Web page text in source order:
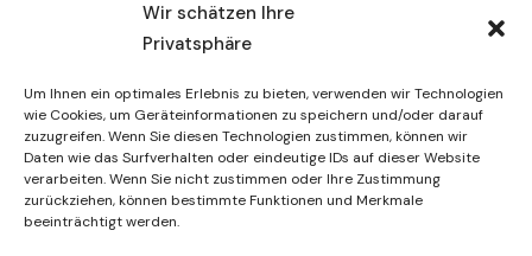
Wir schätzen Ihre
Privatsphäre
Um Ihnen ein optimales Erlebnis zu bieten, verwenden wir Technologien
wie Cookies, um Geräteinformationen zu speichern und/oder darauf
zuzugreifen. Wenn Sie diesen Technologien zustimmen, können wir
Daten wie das Surfverhalten oder eindeutige IDs auf dieser Website
verarbeiten. Wenn Sie nicht zustimmen oder Ihre Zustimmung
zurückziehen, können bestimmte Funktionen und Merkmale
beeinträchtigt werden.